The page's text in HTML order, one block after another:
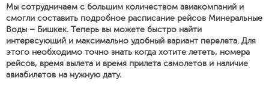
Мы сотрудничаем с большим количеством авиакомпаний и
смогли составить подробное расписание рейсов Минеральные
Воды – Бишкек. Теперь вы можете быстро найти
интересующий и максимально удобный вариант перелета. Для
этого необходимо точно знать когда хотите лететь, номера
рейсов, время вылета и время прилета самолетов и наличие
авиабилетов на нужную дату.